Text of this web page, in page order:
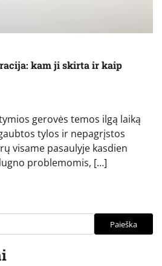
kam ji skirta ir kaip
gerovės temos ilgą laiką
tylos ir nepagrįstos
visame pasaulyje kasdien
problemomis, […]
Paieška